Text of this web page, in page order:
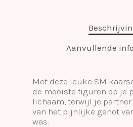
Aanvullende
Met deze leuke SM
de mooiste figuren op je
lichaam, terwijl je
van het pijnlijke genot
was.